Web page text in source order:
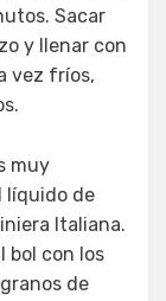
Sacar
y llenar con
vez fríos,
muy
líquido de
Italiana.
bol con los
de